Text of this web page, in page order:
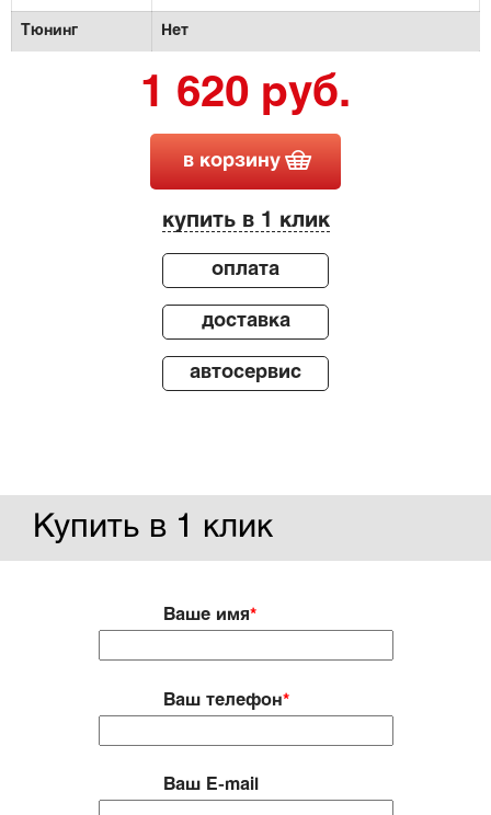
Тюнинг Нет
1 620 руб.
в корзину
купить в 1 клик
оплата
доставка
автосервис
Купить в 1 клик
Ваше имя*
Ваш телефон*
Ваш E-mail